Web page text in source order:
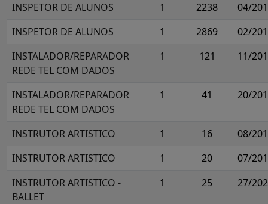
INSPETOR DE ALUNOS
1 2238
04/
INSPETOR DE ALUNOS
1 2869
02/
INSTALADOR/REPARADOR
REDE TEL COM DADOS
1 121 11/
INSTALADOR/REPARADOR
REDE TEL COM DADOS
1 41 20/
INSTRUTOR ARTISTICO 1 16
08/
INSTRUTOR ARTISTICO
1 20
07/
INSTRUTOR ARTISTICO -
BALLET
1 25 27/